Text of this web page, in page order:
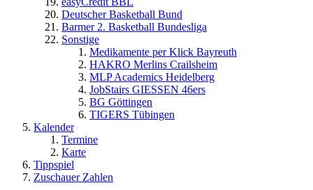
Deutscher Basketball Bund
Barmer 2. Basketball Bundesliga
Sonstige
Medikamente per Klick Bayreuth
HAKRO Merlins Crailsheim
MLP Academics Heidelberg
JobStairs GIESSEN 46ers
BG Göttingen
TIGERS Tübingen
Kalender
Termine
Karte
Tippspiel
Zuschauer Zahlen